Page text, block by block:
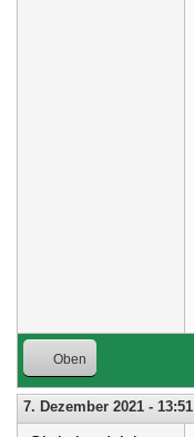
Oben
7. Dezember 2021 - 13:51